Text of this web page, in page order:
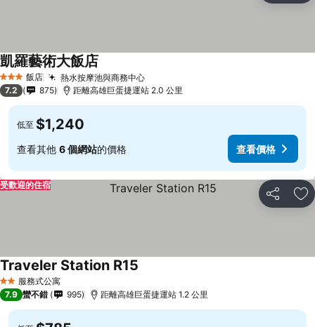
3 星級 飯店 熱水按摩池與商務中心
凱羅藝術大飯店
7.2 875 距離高雄巨蛋捷運站 2.0 公里
低至 $1,240
查看其他 6 個網站的價格 查看價格
分享 加
受歡迎的住宿
2 星級服務式公寓
Traveler Station R15
7.9 蠻不錯 995 距離高雄巨蛋捷運站 1.2 公里